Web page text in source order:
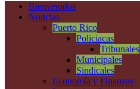
Bienvenidos
Noticias
Puerto Rico
Policiacas
Tribunales
Municipales
Sindicales
Economía y Finanzas